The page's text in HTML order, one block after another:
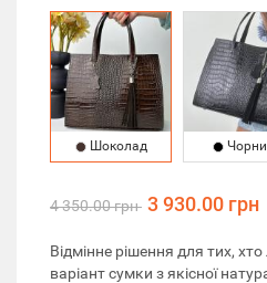
Шоколад
4 350.00 грн 3 930.00 грн
Відмінне рішення для тих,
варіант сумки з якісної